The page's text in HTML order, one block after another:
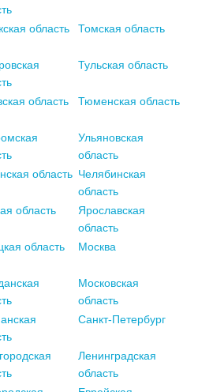
область Томская область
Тульская область
область Тюменская область
Ульяновская
область
область Челябинская
область
область
Ярославская
область
область Москва
Московская
область
Санкт-Петербург
Ленинградская
область